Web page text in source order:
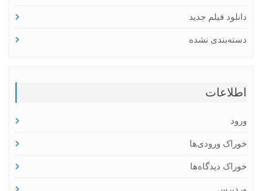
دانلود فیلم جدید
دسته‌بندی نشده
اطلاعات
ورود
خوراک ورودی‌ها
خوراک دیدگاه‌ها